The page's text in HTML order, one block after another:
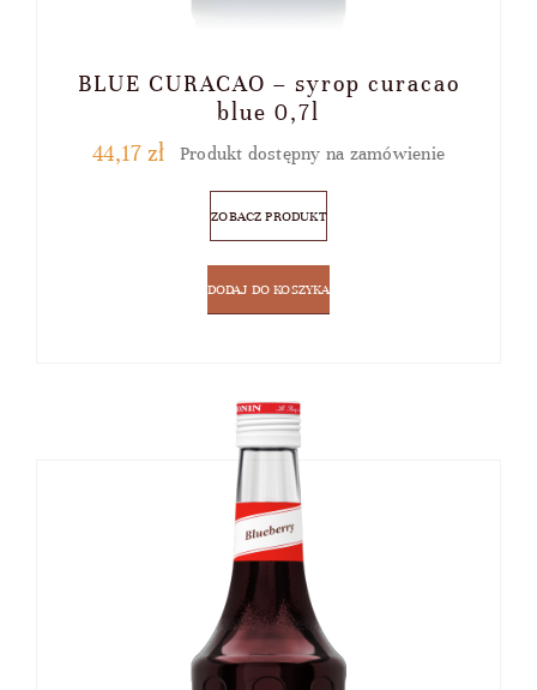
BLUE CURACAO – syrop curacao
blue 0,7l
44,17 zł Produkt dostępny na zamówienie
ZOBACZ PRODUKT
DODAJ DO KOSZYKA